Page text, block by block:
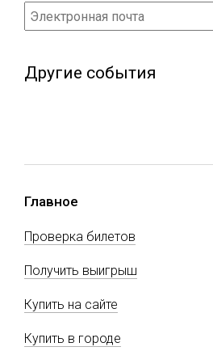
Другие события
Главное
Проверка билетов
Получить выигрыш
Купить на сайте
Купить в городе